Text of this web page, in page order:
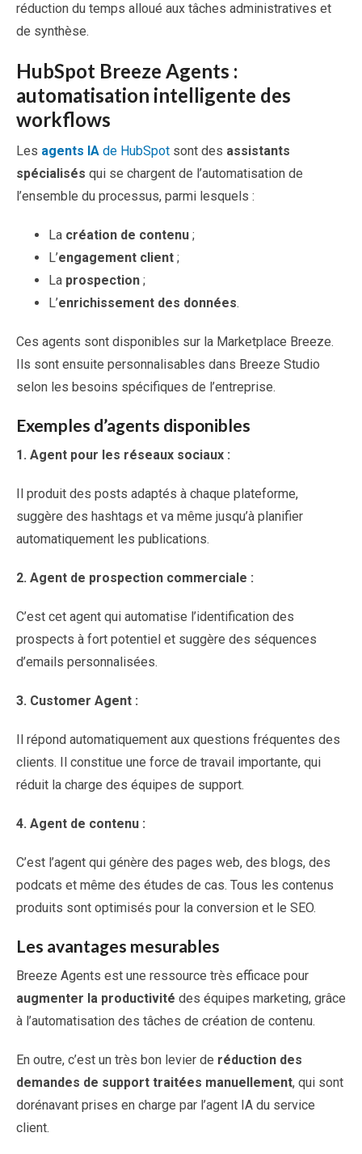
réduction du temps alloué aux tâches administratives et
de synthèse.
HubSpot Breeze Agents :
automatisation intelligente des
workflows
Les agents IA de HubSpot sont des assistants
spécialisés qui se chargent de l’automatisation de
l’ensemble du processus, parmi lesquels :
La création de contenu ;
L’engagement client ;
La prospection ;
L’enrichissement des données.
Ces agents sont disponibles sur la Marketplace Breeze.
Ils sont ensuite personnalisables dans Breeze Studio
selon les besoins spécifiques de l’entreprise.
Exemples d’agents disponibles
1. Agent pour les réseaux sociaux :
Il produit des posts adaptés à chaque plateforme,
suggère des hashtags et va même jusqu’à planifier
automatiquement les publications.
2. Agent de prospection commerciale :
C’est cet agent qui automatise l’identification des
prospects à fort potentiel et suggère des séquences
d’emails personnalisées.
3. Customer Agent :
Il répond automatiquement aux questions fréquentes des
clients. Il constitue une force de travail importante, qui
réduit la charge des équipes de support.
4. Agent de contenu :
C’est l’agent qui génère des pages web, des blogs, des
podcats et même des études de cas. Tous les contenus
produits sont optimisés pour la conversion et le SEO.
Les avantages mesurables
Breeze Agents est une ressource très efficace pour
augmenter la productivité des équipes marketing, grâce
à l’automatisation des tâches de création de contenu.
En outre, c’est un très bon levier de réduction des
demandes de support traitées manuellement, qui sont
dorénavant prises en charge par l’agent IA du service
client.